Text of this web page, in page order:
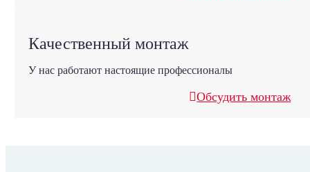
Качественный монтаж
У нас работают настоящие профессионалы
Обсудить монтаж